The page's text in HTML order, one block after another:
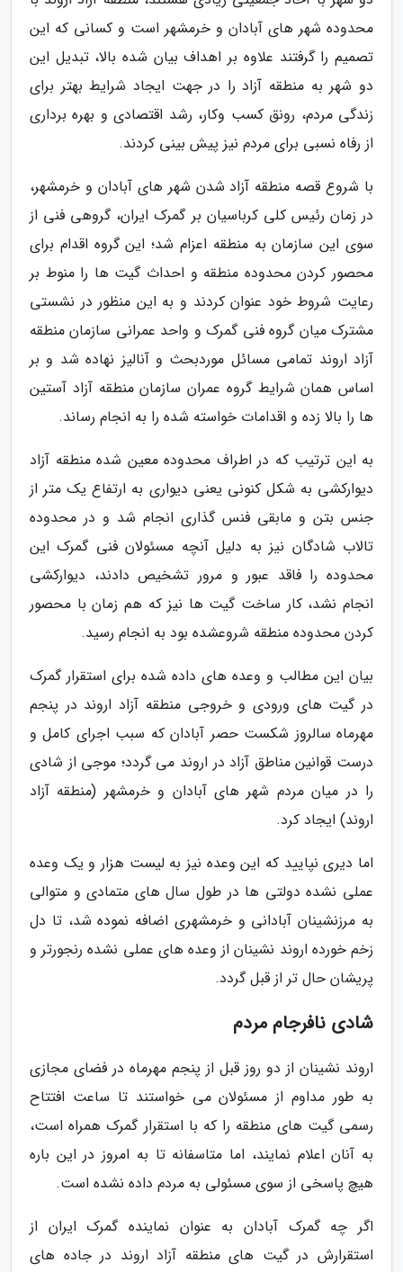
محدوده شهر های آبادان و خرمشهر است و کسانی که این
تصمیم را گرفتند علاوه بر اهداف بیان شده بالا، تبدیل این
دو شهر به منطقه آزاد را در جهت ایجاد شرایط بهتر برای
زندگی مردم، رونق کسب وکار، رشد اقتصادی و بهره برداری
از رفاه نسبی برای مردم نیز پیش بینی کردند.
با شروع قصه منطقه آزاد شدن شهر های آبادان و خرمشهر،
در زمان رئیس کلی کرباسیان بر گمرک ایران، گروهی فنی از
سوی این سازمان به منطقه اعزام شد؛ این گروه اقدام برای
محصور کردن محدوده منطقه و احداث گیت ها را منوط بر
رعایت شروط خود عنوان کردند و به این منظور در نشستی
مشترک میان گروه فنی گمرک و واحد عمرانی سازمان منطقه
آزاد اروند تمامی مسائل موردبحث و آنالیز نهاده شد و بر
اساس همان شرایط گروه عمران سازمان منطقه آزاد آستین
ها را بالا زده و اقدامات خواسته شده را به انجام رساند.
به این ترتیب که در اطراف محدوده معین شده منطقه آزاد
دیوارکشی به شکل کنونی یعنی دیواری به ارتفاع یک متر از
جنس بتن و مابقی فنس گذاری انجام شد و در محدوده
تالاب شادگان نیز به دلیل آنچه مسئولان فنی گمرک این
محدوده را فاقد عبور و مرور تشخیص دادند، دیوارکشی
انجام نشد، کار ساخت گیت ها نیز که هم زمان با محصور
کردن محدوده منطقه شروعشده بود به انجام رسید.
بیان این مطالب و وعده های داده شده برای استقرار گمرک
در گیت های ورودی و خروجی منطقه آزاد اروند در پنجم
مهرماه سالروز شکست حصر آبادان که سبب اجرای کامل و
درست قوانین مناطق آزاد در اروند می گردد؛ موجی از شادی
را در میان مردم شهر های آبادان و خرمشهر (منطقه آزاد
اروند) ایجاد کرد.
اما دیری نپایید که این وعده نیز به لیست هزار و یک وعده
عملی نشده دولتی ها در طول سال های متمادی و متوالی
به مرزنشینان آبادانی و خرمشهری اضافه نموده شد، تا دل
زخم خورده اروند نشینان از وعده های عملی نشده رنجورتر و
پریشان حال تر از قبل گردد.
شادی نافرجام مردم
اروند نشینان از دو روز قبل از پنجم مهرماه در فضای مجازی
به طور مداوم از مسئولان می خواستند تا ساعت افتتاح
رسمی گیت های منطقه را که با استقرار گمرک همراه است،
به آنان اعلام نمایند، اما متاسفانه تا به امروز در این باره
هیچ پاسخی از سوی مسئولی به مردم داده نشده است.
اگر چه گمرک آبادان به عنوان نماینده گمرک ایران از
استقرارش در گیت های منطقه آزاد اروند در جاده های